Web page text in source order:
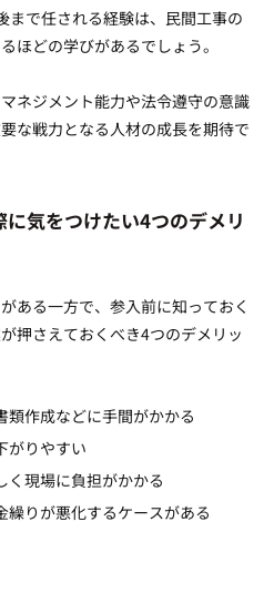
まで任される経験は、民間工事の
ほどの学びがあるでしょう。
ネジメント能力や法令遵守の意識
な戦力となる人材の成長を期待で
気をつけたい4つのデメリ
ある一方で、参入前に知っておく
押さえておくべき4つのデメリッ
類作成などに手間がかかる
がりやすい
く現場に負担がかかる
繰りが悪化するケースがある